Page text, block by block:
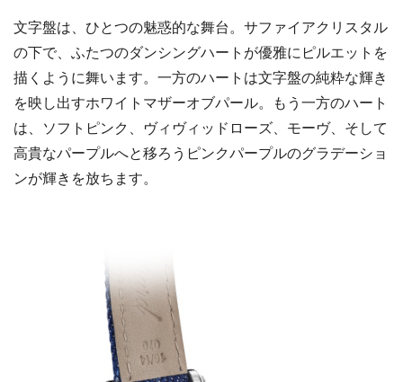
文字盤は、ひとつの魅惑的な舞台。サファイアクリスタル
の下で、ふたつのダンシングハートが優雅にピルエットを
描くように舞います。一方のハートは文字盤の純粋な輝き
を映し出すホワイトマザーオブパール。もう一方のハート
は、ソフトピンク、ヴィヴィッドローズ、モーヴ、そして
高貴なパープルへと移ろうピンクパープルのグラデーショ
ンが輝きを放ちます。